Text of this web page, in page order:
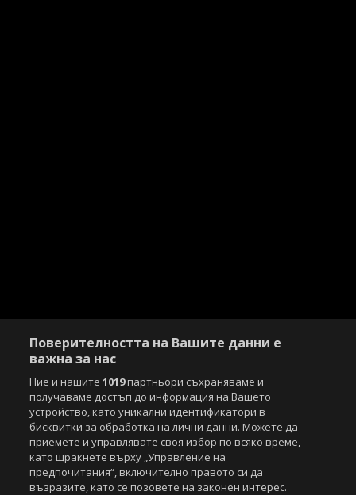
Поверителността на Вашите данни е
важна за нас
Ние и нашите1019партньори съхраняваме и
получаваме достъп до информация на Вашето
устройство, като уникални идентификатори в
бисквитки за обработка на лични данни. Можете да
приемете и управлявате своя избор по всяко време,
като щракнете върху „Управление на
предпочитания“, включително правото си да
възразите, като се позовете на законен интерес.